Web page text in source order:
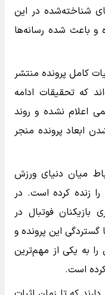
شناخته‌شده در این
و باعث شده رسانه‌ها
کامل پرونده منتشر
که تحقیقات ادامه
اعلام نشده و روند
ابعاد پرونده منجر
میان دنیای ورزش
زنده کرده است. در
بازیکنان فوتبال در
این پرونده و
را به یکی از مهم‌ترین
است.